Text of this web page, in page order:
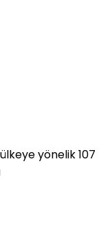
yönelik 107